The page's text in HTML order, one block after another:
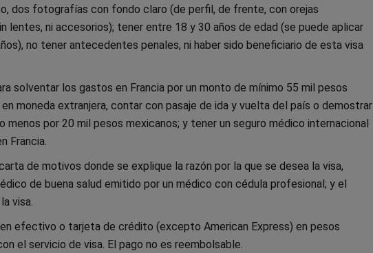
dos fotografías con fondo claro (de perfil, de frente, con orejas
lentes, ni accesorios); tener entre 18 y 30 años de edad (se puede aplicar
no tener antecedentes penales, ni haber sido beneficiario de esta visa
solventar los gastos en Francia por un monto de mínimo 55 mil pesos
moneda extranjera, contar con pasaje de ida y vuelta del país o demostrar
menos por 20 mil pesos mexicanos; y tener un seguro médico internacional
Francia.
de motivos donde se explique la razón por la que se desea la visa,
de buena salud emitido por un médico con cédula profesional; y el
visa.
en efectivo o tarjeta de crédito (excepto American Express) en pesos
el servicio de visa. El pago no es reembolsable.